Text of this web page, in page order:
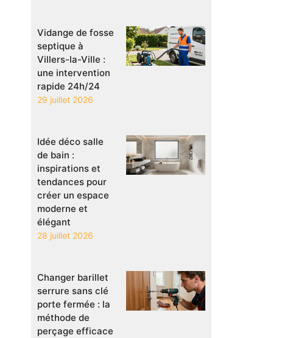
Vidange de fosse
septique à
Villers-la-Ville :
une intervention
rapide 24h/24
29 juillet 2026
Idée déco salle
de bain :
inspirations et
tendances pour
créer un espace
moderne et
élégant
28 juillet 2026
Changer barillet
serrure sans clé
porte fermée : la
méthode de
perçage efficace